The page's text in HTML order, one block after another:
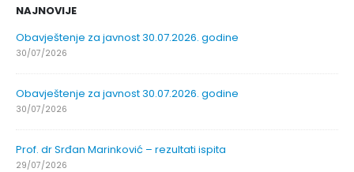
NAJNOVIJE
Obavještenje za javnost 30.07.2026. godine
30/07/2026
Obavještenje za javnost 30.07.2026. godine
30/07/2026
Prof. dr Srđan Marinković – rezultati ispita
29/07/2026